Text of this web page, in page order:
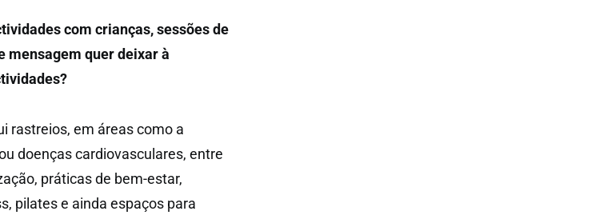
com crianças, sessões de
mensagem quer deixar à
rastreios, em áreas como a
doenças cardiovasculares, entre
práticas de bem-estar,
pilates e ainda espaços para